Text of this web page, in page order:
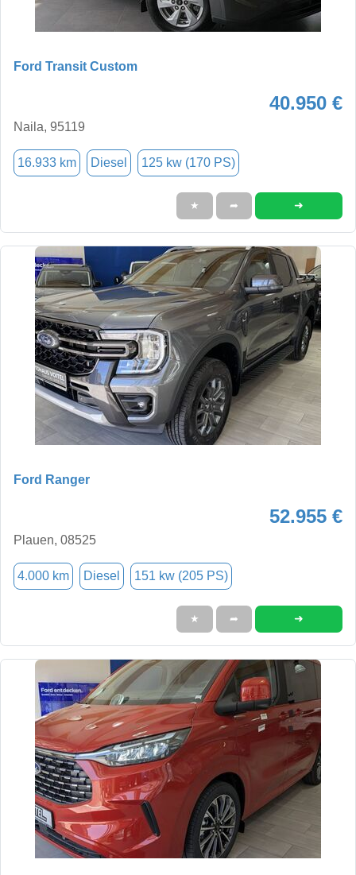
Ford Transit Custom
40.950 €
Naila, 95119
16.933 km Diesel 125 kw (170 PS)
★ ➦ ➜
Ford Ranger
52.955 €
Plauen, 08525
4.000 km Diesel 151 kw (205 PS)
★ ➦ ➜